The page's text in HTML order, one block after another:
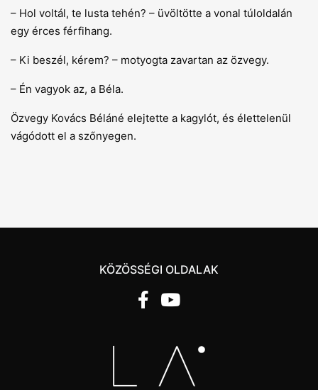
– Hol voltál, te lusta tehén? – üvöltötte a vonal túloldalán
egy érces férfihang.
– Ki beszél, kérem? – motyogta zavartan az özvegy.
– Én vagyok az, a Béla.
Özvegy Kovács Béláné elejtette a kagylót, és élettelenül
vágódott el a szőnyegen.
KÖZÖSSÉGI OLDALAK